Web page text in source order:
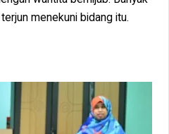
menekuni bidang itu.